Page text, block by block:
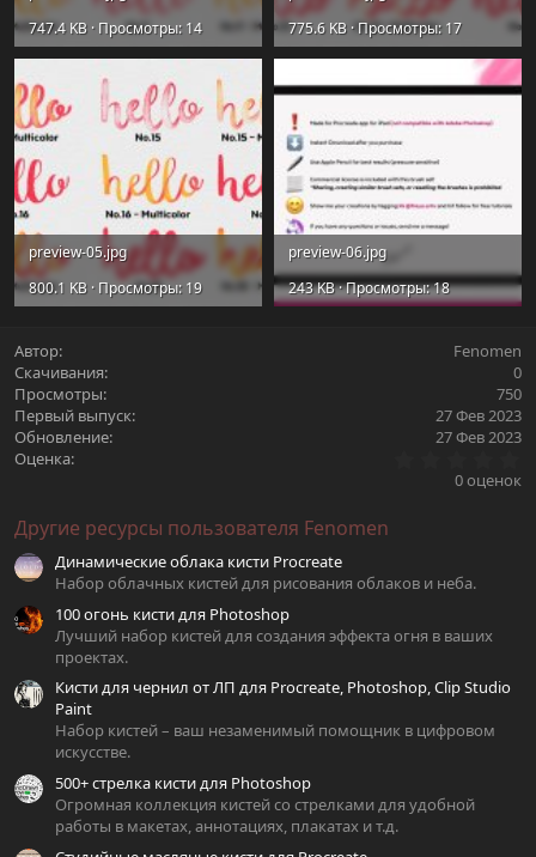
747.4 KB · Просмотры: 14
775.6 KB · Просмотры: 17
preview-05.jpg
800.1 KB · Просмотры: 19
preview-06.jpg
243 KB · Просмотры: 18
Автор
Fenomen
Скачивания
0
Просмотры
750
Первый выпуск
27 Фев 2023
Обновление
27 Фев 2023
Оценка
0
0 оценок
Другие ресурсы пользователя Fenomen
Динамические облака кисти Procreate
Набор облачных кистей для рисования облаков и неба.
100 огонь кисти для Photoshop
Лучший набор кистей для создания эффекта огня в ваших
проектах.
Кисти для чернил от ЛП для Procreate, Photoshop, Clip Studio
Paint
Набор кистей – ваш незаменимый помощник в цифровом
искусстве.
500+ стрелка кисти для Photoshop
Огромная коллекция кистей со стрелками для удобной
работы в макетах, аннотациях, плакатах и т.д.